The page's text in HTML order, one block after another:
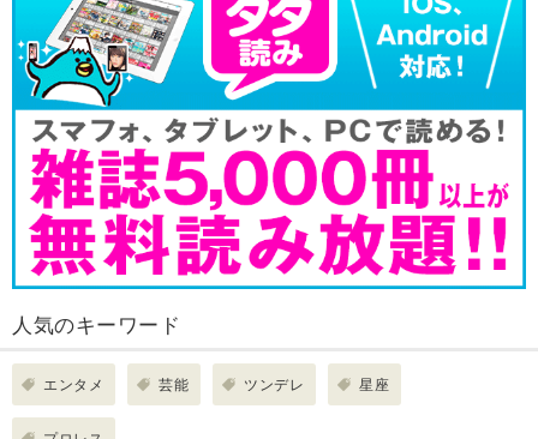
人気のキーワード
エンタメ 芸能 ツンデレ 星座